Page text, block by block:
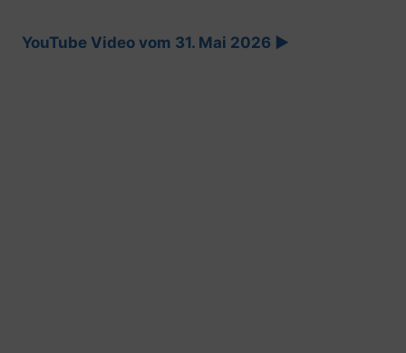
YouTube Video vom 31. Mai 2026 ►